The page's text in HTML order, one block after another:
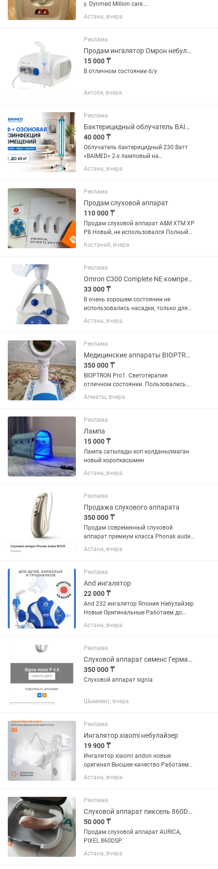
у. Dynmed Million care.
Производительность 5л. В рабочем
состоянии. Прошел диагностику, есть
Астана, вчера
Реклама
Продам ингалятор Омрон небулайзер
15 000 ₸
В отличном состоянии б/у
Актобе, вчера
Реклама
Бактерицидный облучатель BAIMED 2 на 30 Вт на стойке передвижной
40 000 ₸
Облучатель бактерицидный 230 Ватт
«BAIMED» 2-х ламповый на
передвижной стойке на колесиках
предназначен для обеззараживания
60...
Астана, вчера
Реклама
Продам слуховой аппарат
110 000 ₸
Продам слуховой аппарат A&M XTM XP
P8 Новый, не использовался Полный
комплект: коробка, инструкция,
батарейки Мощный цифровой
для людей с тяжёлой и глубокой
потерей...
Костанай, вчера
Реклама
Omron C300 Complete NE компрессорный ингалятор для всех возрастов
33 000 ₸
В очень хорошем состоянии не
использовались насадки, только для
носа использовался 1 раз. Omron C300
Complete NE — это универсальный
подходящий как для детей, так и для...
Астана, вчера
Реклама
Медицинские аппараты BIOPTRON Pro1
350 000 ₸
BIOPTRON Pro1. Светотерапия
отличном состоянии. Пользовались
только семья.
Алматы, вчера
Реклама
Лампа
15 000 ₸
Лампа сатылады коп колданылмаган
новый коропкасымен
Астана, вчера
Реклама
Продажа слухового аппарата
350 000 ₸
Продам современный слуховой
аппарат премиум класса Phonak audeo
P70-R на правую сторону. Куплен в
апреле прошлого года за 980 000 тенге
устройством. Чеки все сохранились....
Астана, вчера
Реклама
And ингалятор
22 000 ₸
And 232 ингалятор Япония Небулайзер
Новые Оригинальные Работаем до
23:30 Звоните пишите
Астана, вчера
Реклама
Слуховой аппарат сименс Германия
350 000 ₸
Слуховой аппарат signia
Шымкент, вчера
Реклама
Ингалятор xiaomi небулайзер
19 900 ₸
Ингалятор xiaomi andon новые
оригинал Высшее качество Работаем
до 12 вечера Для всех возрастов
Доставка Гарантия
Астана, вчера
Реклама
Слуховой аппарат пиксель 860DSP, Aurica
50 000 ₸
Продам слуховой аппарат AURICA,
PIXEL 860DSP.
Астана, вчера